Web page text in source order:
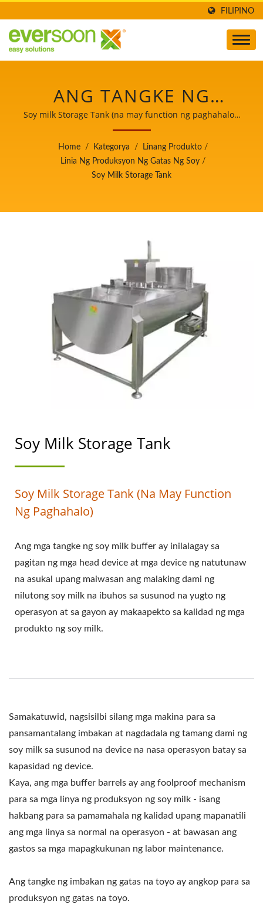
FILIPINO
ANG TANGKE NG
IMBAKAN NG GATAS AY
ISA SA MGA MAKINA SA
LINYA NG PAGGAWA
MAKINA SA PAGGAWA
NG AWTOMATIKONG
TOFU AT SOYMILK NA
MAY NANGUNGUNANG
PRAYORIDAD SA
KALIGTASAN NG
PAGKAIN.
Soy milk Storage Tank (na may function ng paghahalo)/
Pinuno ng Makina sa Paggawa ng Awtomatikong Tofu at
Soymilk na may Nangungunang Prayoridad sa
Kaligtasan ng Pagkain.
Home / Kategorya / Linang Produkto /
Linia Ng Produksyon Ng Gatas Ng Soy /
Soy Milk Storage Tank
Soy Milk Storage Tank
Soy Milk Storage Tank (na May Function
Ng Paghahalo)
Ang mga tangke ng soy milk buffer ay inilalagay sa
pagitan ng mga head device at mga device ng natutunaw
na asukal upang maiwasan ang malaking dami ng
nilutong soy milk na ibuhos sa susunod na yugto ng
operasyon at sa gayon ay makaapekto sa kalidad ng mga
produkto ng soy milk.
Samakatuwid, nagsisilbi silang mga makina para sa
pansamantalang imbakan at nagdadala ng tamang dami ng
soy milk sa susunod na device na nasa operasyon batay sa
kapasidad ng device.
Kaya, ang mga buffer barrels ay ang foolproof mechanism
para sa mga linya ng produksyon ng soy milk - isang
hakbang para sa pamamahala ng kalidad upang mapanatili
ang mga linya sa normal na operasyon - at bawasan ang
gastos sa mga mapagkukunan ng labor maintenance.
Ang tangke ng imbakan ng gatas na toyo ay angkop para sa
produksyon ng gatas na toyo.